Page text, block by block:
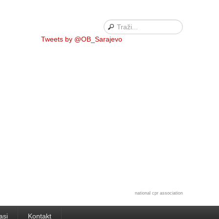
Tweets by @OB_Sarajevo
national cpr association
Kontakt